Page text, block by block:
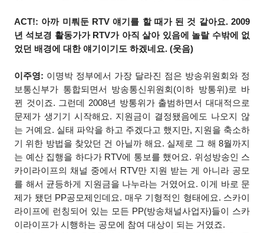
ACT!: 아까 미뤄둔 RTV 얘기를 할 때가 된 것 같아요. 2009
년 석보경 활동가가 RTV가 아직 살아 있음에 놀랄 수밖에 없
었던 배경에 대한 얘기이기도 하겠네요. (웃음)
이주영: 이명박 정부에서 가장 달라진 점은 방송위원회와 정
보통신부가 통합되면서 방송통신위원회(이하 방통위)로 바
뀐 것이죠. 그런데 2008년 방통위가 출범하면서 대대적으로
문제가 생기기 시작해요. 지원금이 결정됐음에도 나오지 않
는 거예요. 실태 파악을 하고 주겠다고 했지만, 지원을 축소하
기 위한 방법을 찾았던 건 아닐까 해요. 실제로 그 해 8월까지
는 예산 집행을 하다가 RTV에 통보를 했어요. 위성방송인 스
카이라이프의 채널 중에서 RTV만 지원 받는 게 아니라 공모
를 해서 균등하게 지원금을 나누라는 거였어요. 이게 바로 문
제가 됐던 PP공모제인데요. 매우 기형적인 형태에요. 스카이
라이프에 런칭되어 있는 모든 PP(방송채널사업자)들이 스카
이라이프가 시행하는 공모에 참여 대상이 되는 거였죠.